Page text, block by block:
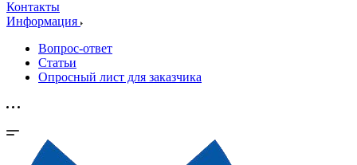
Контакты
Информация
Вопрос-ответ
Статьи
Опросный лист для заказчика